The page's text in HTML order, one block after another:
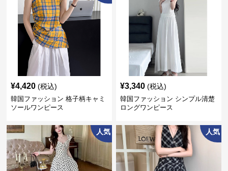
¥4,420 (税込)
韓国ファッション 格子柄キャミ
ソールワンピース
¥3,340 (税込)
韓国ファッション シンプル清楚
ロングワンピース
人気 人気